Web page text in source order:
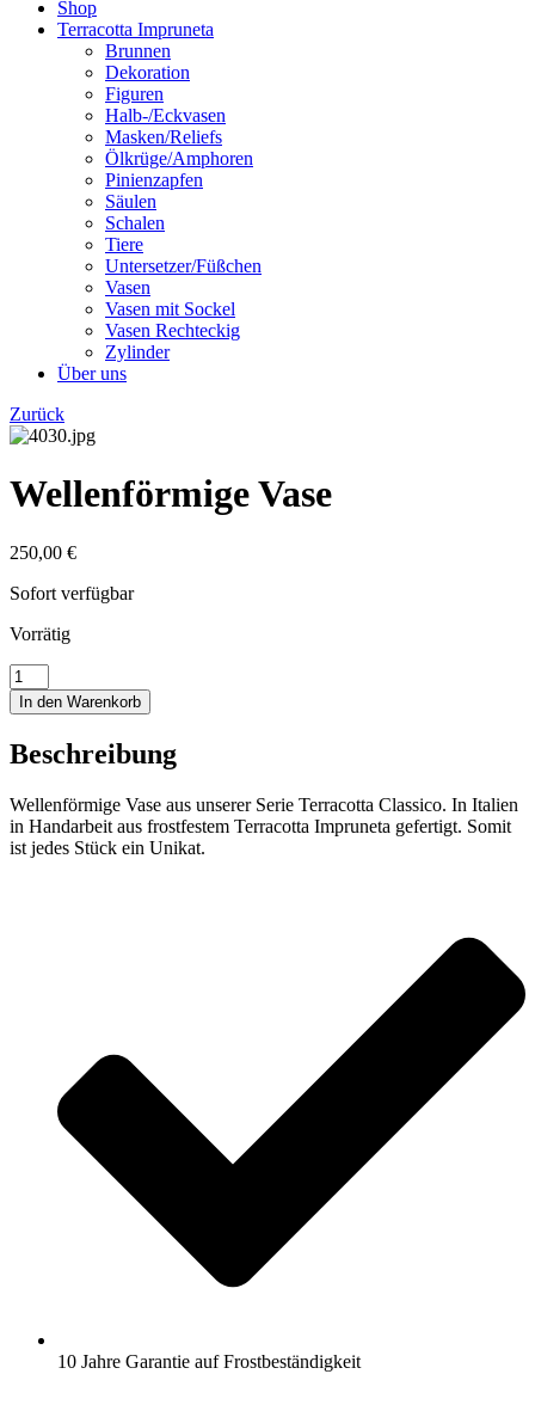
Shop
Terracotta Impruneta
Brunnen
Dekoration
Figuren
Halb-/Eckvasen
Masken/Reliefs
Ölkrüge/Amphoren
Pinienzapfen
Säulen
Schalen
Tiere
Untersetzer/Füßchen
Vasen
Vasen mit Sockel
Vasen Rechteckig
Zylinder
Über uns
Zurück
Wellenförmige Vase
250,00 €
Sofort verfügbar
Vorrätig
Wellenförmige
Vase
Menge
In den Warenkorb
Beschreibung
Wellenförmige Vase aus unserer Serie Terracotta Classico. In Italien
in Handarbeit aus frostfestem Terracotta Impruneta gefertigt. Somit
ist jedes Stück ein Unikat.
10 Jahre Garantie auf Frostbeständigkeit